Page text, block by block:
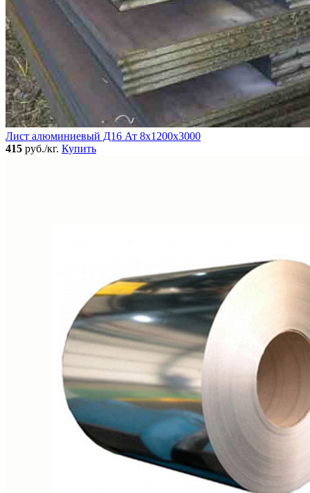
Лист алюминиевый Д16 Ат 8х1200х3000
415 руб./кг. Купить